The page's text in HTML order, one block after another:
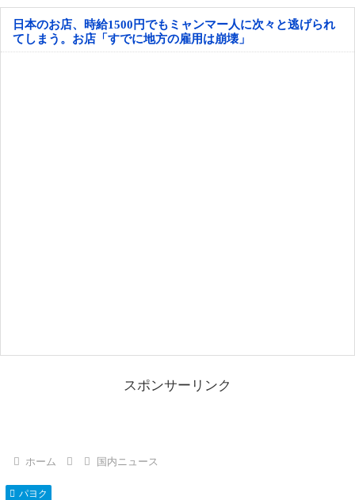
日本のお店、時給1500円でもミャンマー人に次々と逃げられ
てしまう。お店「すでに地方の雇用は崩壊」
スポンサーリンク
ホーム 国内ニュース
パヨク